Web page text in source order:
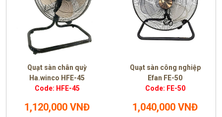
Quạt sàn chân quỳ
Ha.winco HFE-45
Code: HFE-45
1,120,000 VNĐ
Quạt sàn công nghiệp
Efan FE-50
Code: FE-50
1,040,000 VNĐ